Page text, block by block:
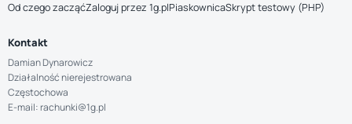
Od czego zacząćZaloguj przez 1g.plPiaskownicaSkrypt testowy (PHP)
Kontakt
Damian Dynarowicz
Działalność nierejestrowana
Częstochowa
E-mail: rachunki@1g.pl